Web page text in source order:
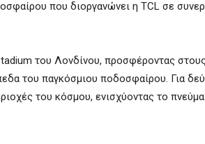
που διοργανώνει η TCL σε
του Λονδίνου, προσφέροντας
του παγκόσμιου ποδοσφαίρου. Για
του κόσμου, ενισχύοντας το πνεύμα